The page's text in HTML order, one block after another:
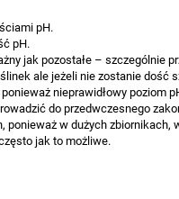
pH.
pH.
jak pozostałe – szczególnie
ale jeżeli nie zostanie dość
nieprawidłowy poziom
do przedwczesnego
ponieważ w dużych zbiornikach,
jak to możliwe.